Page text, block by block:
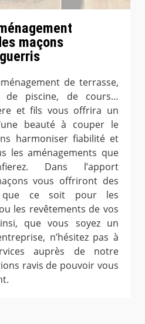
maçons
de terrasse,
de piscine, de cours…
et fils vous offrira un
beauté à couper le
harmoniser fiabilité et
les aménagements que
Dans l’apport
vous offriront des
que ce soit pour les
les revêtements de vos
que vous soyez un
n’hésitez pas à
auprès de notre
ravis de pouvoir vous